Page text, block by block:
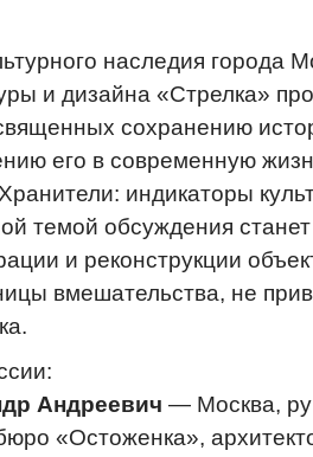
наследия города
и дизайна «Стрелка»
сохранению
его в современную
индикаторы
темой обсуждения
и реконструкции
вмешательства, не
Андреевич — Москва,
«Остоженка»,